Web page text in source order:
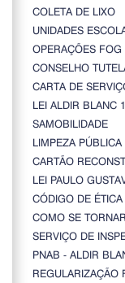
COLETA DE LIXO
UNIDADES
OPERAÇÕES FOG
CONSELHO
CARTA DE
LEI ALDIR BLANC
SAMOBILIDADE
LIMPEZA PÚBLICA
CARTÃO
LEI PAULO
CÓDIGO DE
COMO SE
SERVIÇO DE
PNAB - ALDIR
REGULARIZAÇÃO